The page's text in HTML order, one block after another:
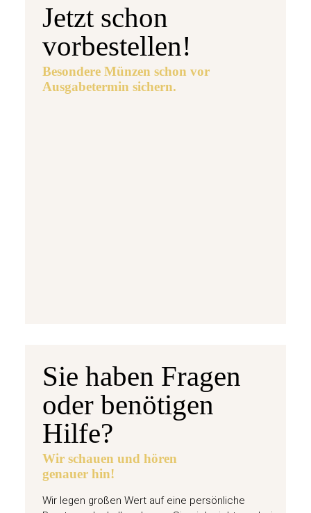
Jetzt schon
vorbestellen!
Besondere Münzen schon vor
Ausgabetermin sichern.
Sie haben Fragen
oder benötigen
Hilfe?
Wir schauen und hören
genauer hin!
Wir legen großen Wert auf eine persönliche